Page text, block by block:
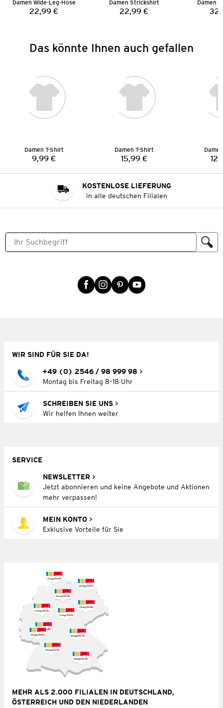
Damen Wide-Leg-Hose
Preis:
22,99 €
Damen Strickshirt
Preis:
22,99 €
Damen
Das könnte Ihnen auch gefallen
Damen T-Shirt
Preis:
9,99 €
Damen T-Shirt
Preis:
15,99 €
KOSTENLOSE LIEFERUNG
in alle deutschen Filialen
WIR SIND FÜR SIE DA!
+49 (0) 2546 / 98 999 98
Montag bis Freitag 8–18 Uhr
SCHREIBEN SIE UNS
Wir helfen Ihnen weiter
SERVICE
NEWSLETTER
Jetzt abonnieren und keine Angebote und Aktionen
mehr verpassen!
MEIN KONTO
Exklusive Vorteile für Sie
MEHR ALS 2.000 FILIALEN IN DEUTSCHLAND,
ÖSTERREICH UND DEN NIEDERLANDEN